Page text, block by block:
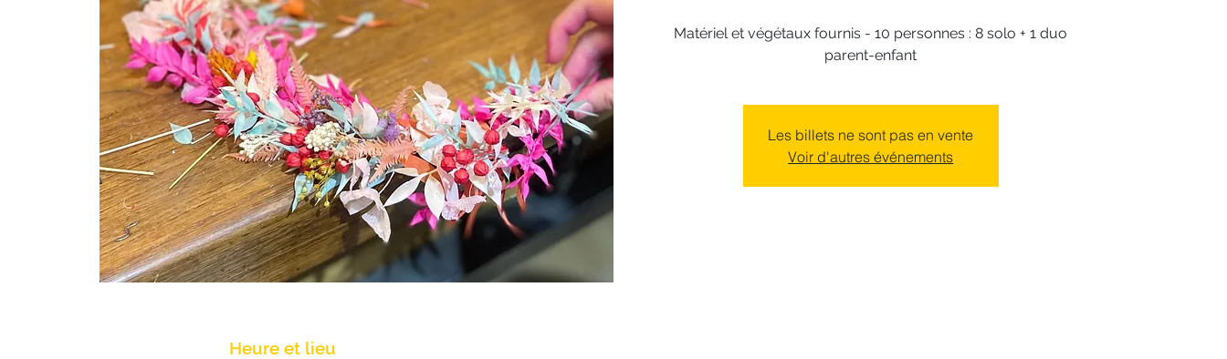
Matériel et végétaux fournis - 10 personnes : 8 solo + 1 duo
parent-enfant
Les billets ne sont pas en vente
Voir d'autres événements
Heure et lieu